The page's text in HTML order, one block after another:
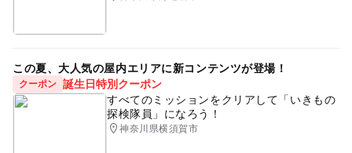
この夏、大人気の屋内エリアに新コンテンツが登場！
クーポン 誕生日特別クーポン
すべてのミッションをクリアして「いきもの
探検隊員」になろう！
神奈川県横須賀市